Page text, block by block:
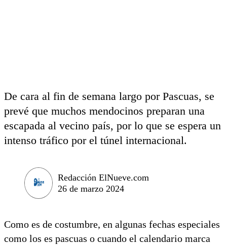
De cara al fin de semana largo por Pascuas, se
prevé que muchos mendocinos preparan una
escapada al vecino país, por lo que se espera un
intenso tráfico por el túnel internacional.
Redacción ElNueve.com
26 de marzo 2024
Como es de costumbre, en algunas fechas especiales
como los es pascuas o cuando el calendario marca